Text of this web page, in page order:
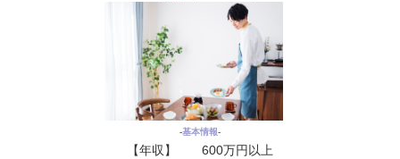
‐基本情報‐
【年収】 600万円以上